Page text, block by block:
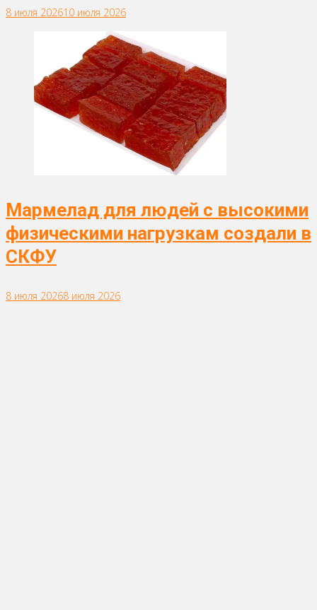
8 июля 202610 июля 2026
Мармелад для людей с высокими
физическими нагрузкам создали в
СКФУ
8 июля 20268 июля 2026